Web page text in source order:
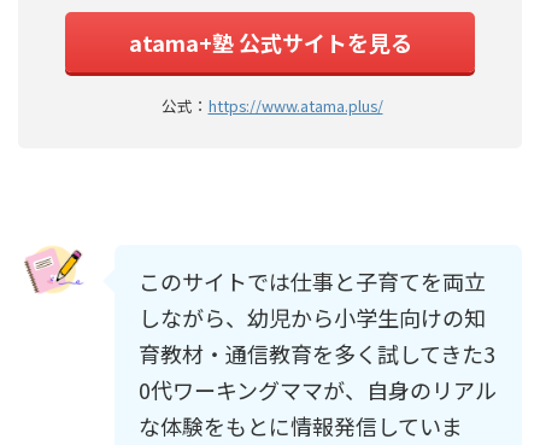
atama+塾 公式サイトを見る
公式： https://www.atama.plus/
このサイトでは仕事と子育てを両立
しながら、幼児から小学生向けの知
育教材・通信教育を多く試してきた3
0代ワーキングママが、自身のリアル
な体験をもとに情報発信していま